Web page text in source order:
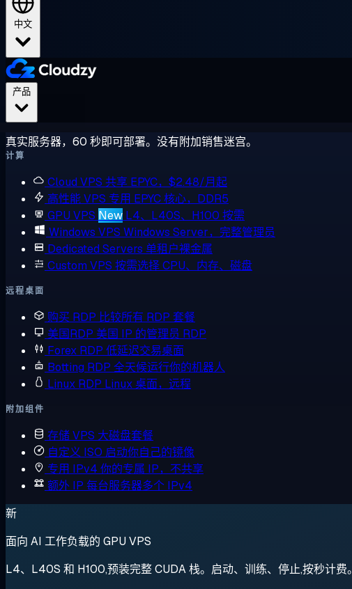
中文
真实服务器，60 秒即可部署。没有附加销售迷宫。
计算
Cloud VPS 共享 EPYC，$2.48/月起
高性能 VPS 专用 EPYC 核心，DDR5
GPU VPS New L4、L40S、H100 按需
Windows VPS Windows Server，完整管理员
Dedicated Servers 单租户裸金属
Custom VPS 按需选择 CPU、内存、磁盘
远程桌面
购买 RDP 比较所有 RDP 套餐
美国RDP 美国 IP 的管理员 RDP
Forex RDP 低延迟交易桌面
Botting RDP 全天候运行你的机器人
Linux RDP Linux 桌面，远程
附加组件
存储 VPS 大磁盘套餐
自定义 ISO 启动你自己的镜像
专用 IPv4 你的专属 IP，不共享
额外 IP 每台服务器多个 IPv4
新
面向 AI 工作负载的 GPU VPS
L4、L40S 和 H100,预装完整 CUDA 栈。启动、训练、停止,按秒计费。